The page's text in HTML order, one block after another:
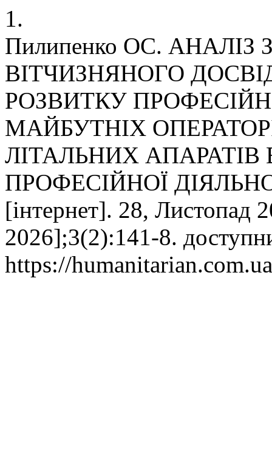
1.
Пилипенко ОС.
ВІТЧИЗНЯНОГО
РОЗВИТКУ
МАЙБУТНІХ
ЛІТАЛЬНИХ
ПРОФЕСІЙНОЇ
[інтернет]. 28, Листопад
2026];3(2):141-8.
https://